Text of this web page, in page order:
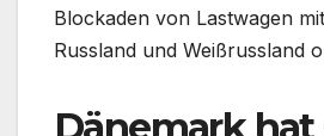
Blockaden von Lastwagen
Russland und Weißrussland
Dänemark hat